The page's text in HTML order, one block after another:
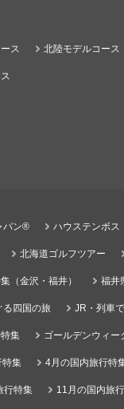
ス 北陸モデルコース
パン® ハウステンボス
北海道ゴルフツアー
（金沢・福井） 福井
四国の旅 JR・列車
集 ゴールデンウィー
特集 4月の国内旅行特
行特集 11月の国内旅